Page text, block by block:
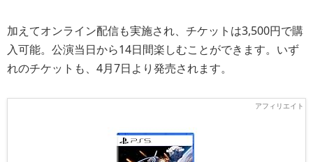
加えてオンライン配信も実施され、チケットは3,500円で購
入可能。公演当日から14日間楽しむことができます。いず
れのチケットも、4月7日より発売されます。